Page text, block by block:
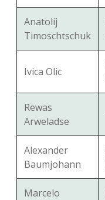
Anatolij
Timoschtschuk
Ivica Olic
Rewas
Arweladse
Alexander
Baumjohann
Marcelo